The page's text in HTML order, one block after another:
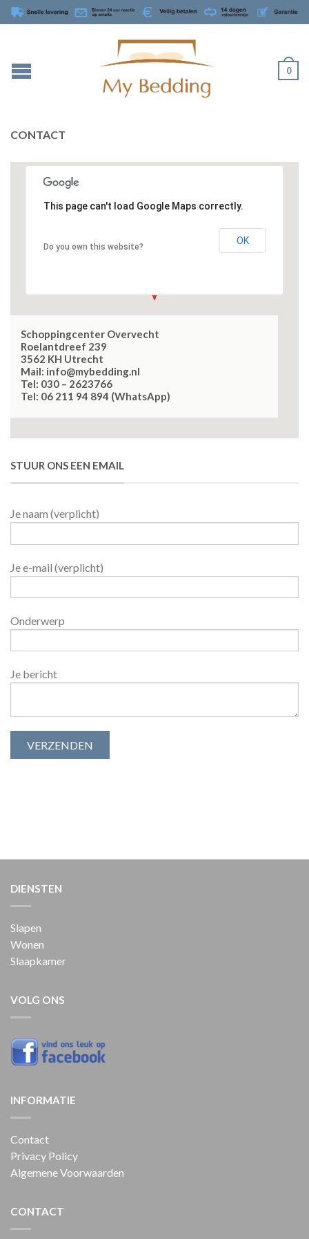
0
CONTACT
This page can't load Google Maps correctly.
Do you own this website?
OK
Schoppingcenter Overvecht
Roelantdreef 239
3562 KH Utrecht
Mail: info@mybedding.nl
Tel: 030 – 2623766
Tel: 06 211 94 894 (WhatsApp)
STUUR ONS EEN EMAIL
Je naam (verplicht)
Je e-mail (verplicht)
Onderwerp
Je bericht
DIENSTEN
Slapen
Wonen
Slaapkamer
VOLG ONS
INFORMATIE
Contact
Privacy Policy
Algemene Voorwaarden
CONTACT